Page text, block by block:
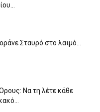
Σταυρό στο λαιμό…
Να τη λέτε κάθε